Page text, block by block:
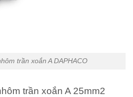
trần xoắn A DAPHACO
trần xoắn A 25mm2